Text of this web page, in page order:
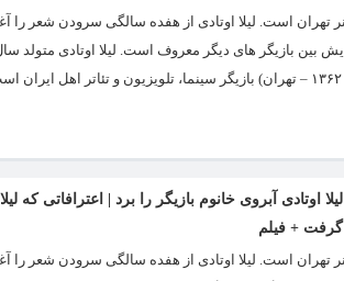
از دانشگاه هنر تهران است. لیلا اوتادی از هفده سالگی سرودن
بازیگر های کم حاشیۀ فضای مجازی است. بیوگرافی لیلا اوتادی لیلا اوتادی لیلا اوتادی (زاده ۱۴ مرداد ۱۳۶۲ – تهران) بازیگر
لیلا اوتادی آبروی خانوم بازیگر را برد | اعترافاتی که
گرفت + فیلم
از دانشگاه هنر تهران است. لیلا اوتادی از هفده سالگی سرودن